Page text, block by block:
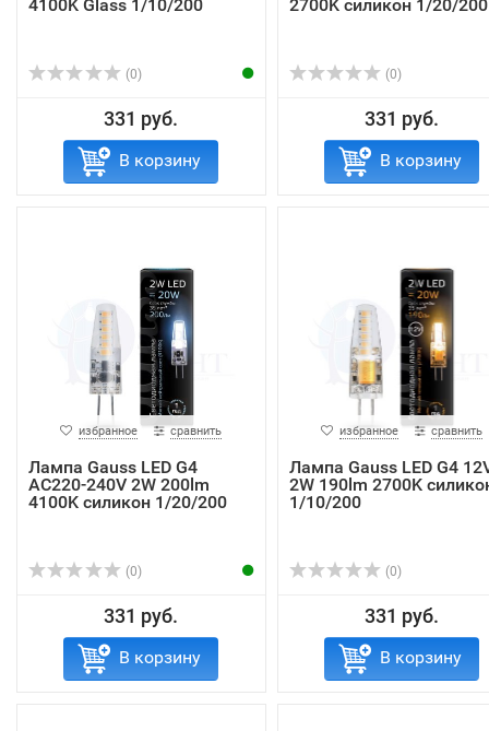
4100K Glass 1/10/200
(0)
331 руб.
В корзину
2700K силикон 1/20/200
(0)
331 руб.
В корзину
избранное сравнить
Лампа Gauss LED G4
AC220-240V 2W 200lm
4100K силикон 1/20/200
(0)
331 руб.
В корзину
избранное сравнить
Лампа Gauss LED G4
2W 190lm 2700K
1/10/200
(0)
331 руб.
В корзину